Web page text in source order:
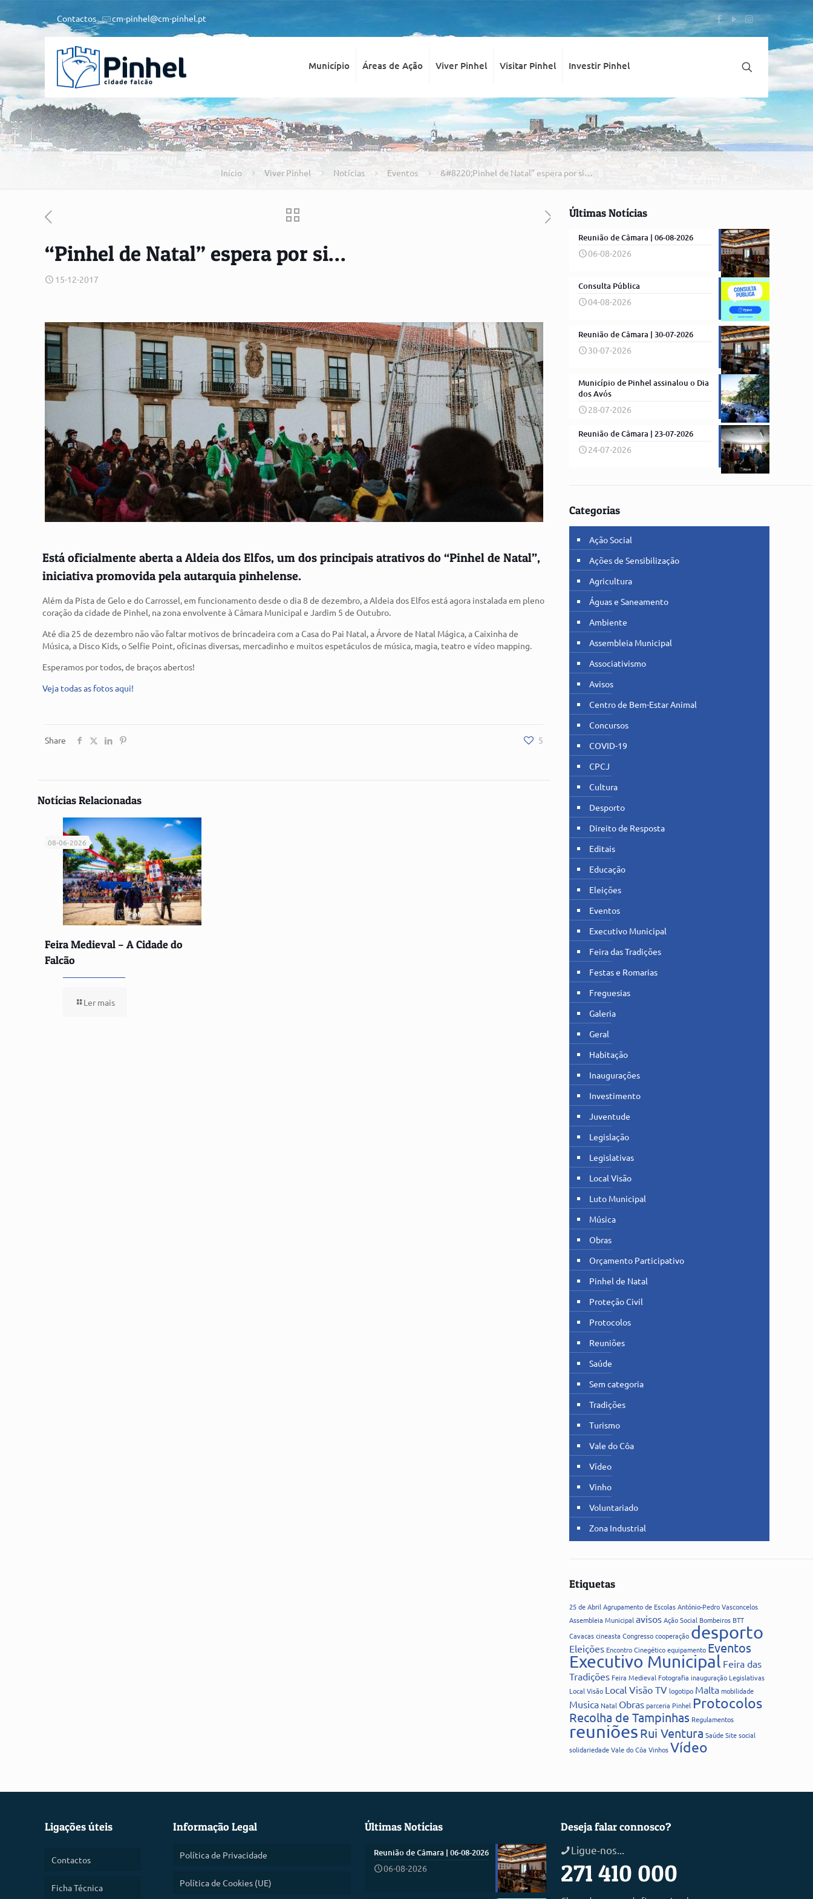
Contactos cm-pinhel@cm-pinhel.pt
Município Áreas de Ação Viver Pinhel Visitar Pinhel Investir Pinhel
Início Viver Pinhel Notícias Eventos &#8220;Pinhel de Natal” espera por si…
“Pinhel de Natal” espera por si…
15-12-2017
Está oficialmente aberta a Aldeia dos Elfos, um dos principais atrativos do “Pinhel de Natal”,
iniciativa promovida pela autarquia pinhelense.
Além da Pista de Gelo e do Carrossel, em funcionamento desde o dia 8 de dezembro, a Aldeia dos Elfos está agora instalada em pleno
coração da cidade de Pinhel, na zona envolvente à Câmara Municipal e Jardim 5 de Outubro.
Até dia 25 de dezembro não vão faltar motivos de brincadeira com a Casa do Pai Natal, a Árvore de Natal Mágica, a Caixinha de
Música, a Disco Kids, o Selfie Point, oficinas diversas, mercadinho e muitos espetáculos de música, magia, teatro e vídeo mapping.
Esperamos por todos, de braços abertos!
Veja todas as fotos aqui!
Share 5
Notícias Relacionadas
08-06-2026
Feira Medieval – A Cidade do
Falcão
Ler mais
Últimas Notícias
Reunião de Câmara | 06-08-2026
06-08-2026
Consulta Pública
04-08-2026
Reunião de Câmara | 30-07-2026
30-07-2026
Município de Pinhel assinalou o Dia
dos Avós
28-07-2026
Reunião de Câmara | 23-07-2026
24-07-2026
Categorias
Ação Social
Ações de Sensibilização
Agricultura
Águas e Saneamento
Ambiente
Assembleia Municipal
Associativismo
Avisos
Centro de Bem-Estar Animal
Concursos
COVID-19
CPCJ
Cultura
Desporto
Direito de Resposta
Editais
Educação
Eleições
Eventos
Executivo Municipal
Feira das Tradições
Festas e Romarias
Freguesias
Galeria
Geral
Habitação
Inaugurações
Investimento
Juventude
Legislação
Legislativas
Local Visão
Luto Municipal
Música
Obras
Orçamento Participativo
Pinhel de Natal
Proteção Civil
Protocolos
Reuniões
Saúde
Sem categoria
Tradições
Turismo
Vale do Côa
Vídeo
Vinho
Voluntariado
Zona Industrial
Etiquetas
25 de Abril Agrupamento de EscolasAntónio-Pedro Vasconcelos
Assembleia Municipal avisosAção Social Bombeiros BTT
Cavacascineasta Congressocooperação desporto
Eleições Encontro Cinegéticoequipamento Eventos
Executivo Municipal Feira das
Tradições Feira Medieval Fotografia inauguração Legislativas
Local Visão Local Visão TVlogotipo Maltamobilidade
Musica Natal Obrasparceria Pinhel Protocolos
Recolha de Tampinhas Regulamentos
reuniões Rui Ventura SaúdeSitesocial
solidariedadeVale do Côa VinhosVídeo
Ligações úteis
Contactos
Ficha Técnica
Informação Legal
Política de Privacidade
Política de Cookies (UE)
Últimas Notícias
Reunião de Câmara | 06-08-2026
06-08-2026
Deseja falar connosco?
Ligue-nos...
271 410 000